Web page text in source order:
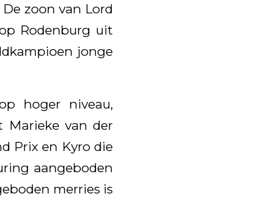
zoon van Lord
Rodenburg uit
jonge
hoger niveau,
Marieke van der
Prix en Kyro die
aangeboden
merries is